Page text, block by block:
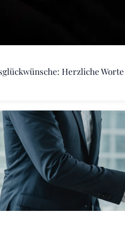
Herzliche